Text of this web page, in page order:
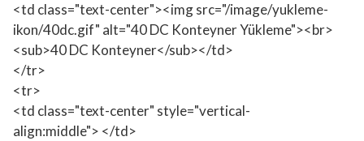
<td class="text-center"><img src="/image/yukleme-
ikon/40dc.gif" alt="40 DC Konteyner Yükleme"><br>
<sub>40 DC Konteyner</sub></td>
</tr>
<tr>
<td class="text-center" style="vertical-
align:middle"> </td>